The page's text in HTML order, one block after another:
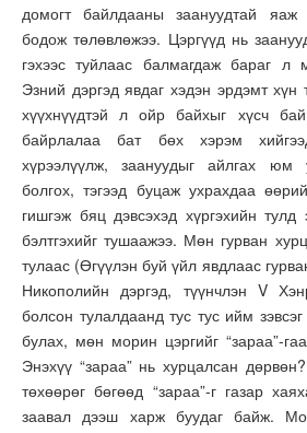
домогт байлдааны заануудтай яаж
бодож төлөвлөжээ. Цэргүүд нь
гэхээс туйлаас балмагдаж бараг
Эзний дэргэд явдаг хэдэн эрдэмт
хүүхнүүдтэй л ойр байхыг хүсч
байрлалаа бат бөх хэрэм
хүрээлүүлж, заануудыг айлгах юм
болгох, тэгээд буцаж ухрахдаа
гишгэж бяц дэвсэхэд хүргэхийн тулд
бэлтгэхийг тушаажээ. Мөн гурван
тулаас (Өгүүлэн буй үйл явдлаас
Никополийн дэргэд, түүнчлэн V
болсон тулалдаанд тус тус ийм
булах, мөн морин цэргийг “зараа”-
Энэхүү “зараа” нь хурцалсан
төхөөрөг бөгөөд “зараа”-г газар
заавал дээш харж буудаг байж.